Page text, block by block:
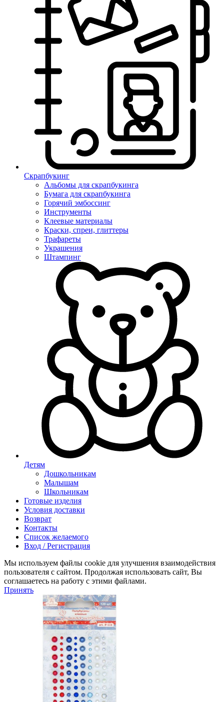
Скрапбукинг
Альбомы для скрапбукинга
Бумага для скрапбукинга
Горячий эмбоссинг
Инструменты
Клеевые материалы
Краски, спреи, глиттеры
Трафареты
Украшения
Штампинг
Детям
Дошкольникам
Малышам
Школьникам
Готовые изделия
Условия доставки
Возврат
Контакты
Список желаемого
Вход / Регистрация
Мы используем файлы cookie для улучшения взаимодействия
пользователя с сайтом. Продолжая использовать сайт, Вы
соглашаетесь на работу с этими файлами.
Принять